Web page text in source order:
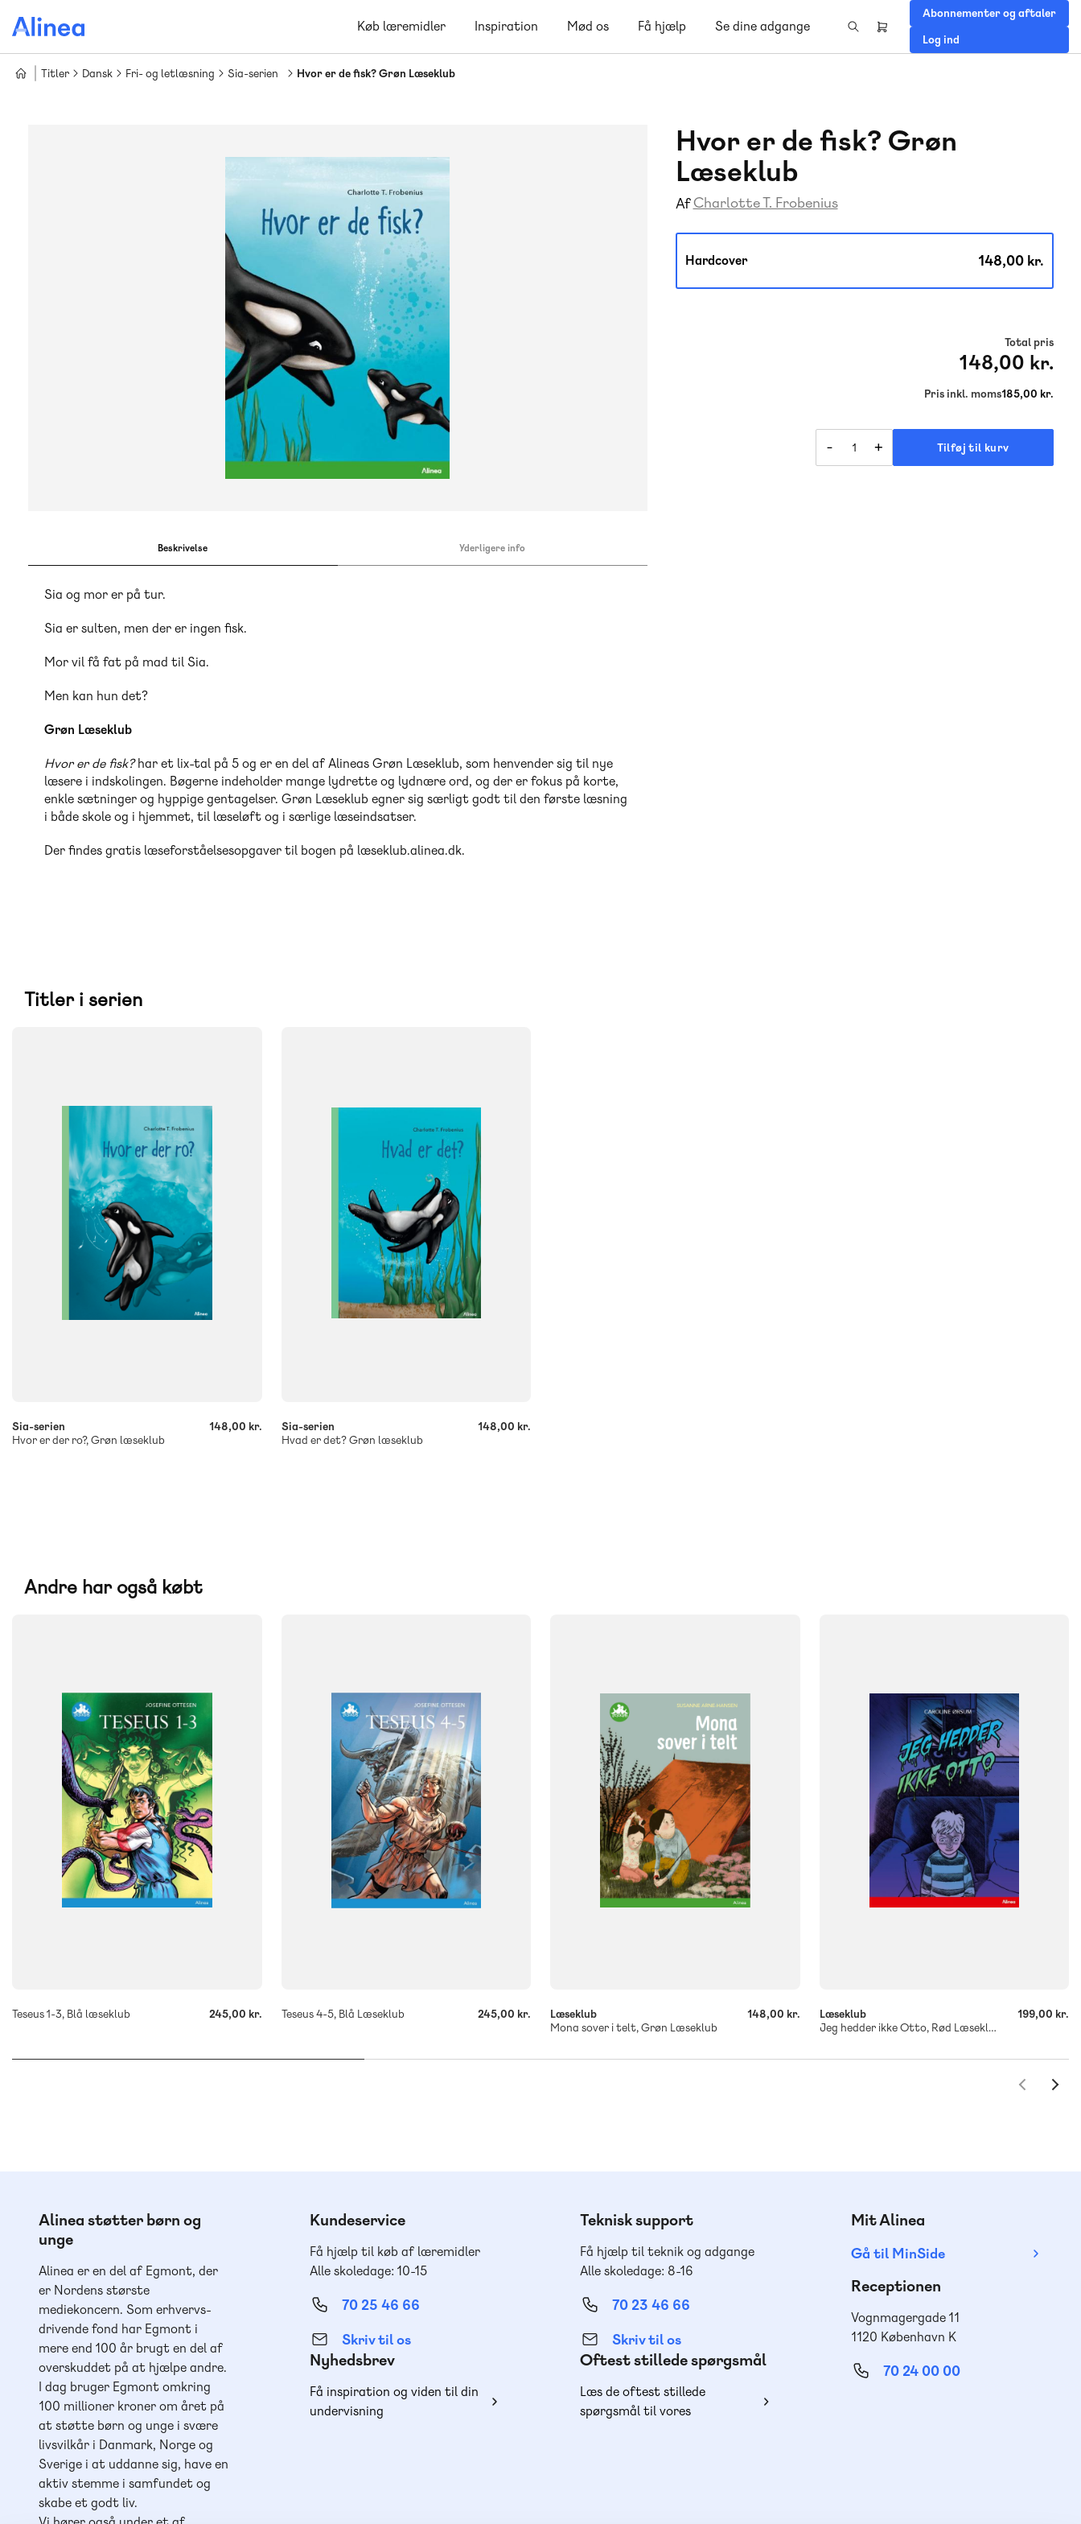
hovedindhold
Køb læremidler Inspiration Mød os Få hjælp Se dine adgange
Header
Abonnementer og aftaler
Log ind
Titler Dansk Fri- og letlæsning Sia-serien Hvor er de fisk? Grøn Læseklub
Hvor er de fisk? Grøn
Læseklub
AfCharlotte T. Frobenius
Hardcover 148,00 kr.
Total pris
148,00 kr.
Pris inkl. moms185,00 kr.
- + Tilføj til kurv
Beskrivelse Yderligere info
Sia og mor er på tur.
Sia er sulten, men der er ingen fisk.
Mor vil få fat på mad til Sia.
Men kan hun det?
Grøn Læseklub
Hvor er de fisk?har et lix-tal på 5 og er en del af Alineas Grøn Læseklub, som henvender sig til nye
læsere i indskolingen. Bøgerne indeholder mange lydrette og lydnære ord, og der er fokus på korte,
enkle sætninger og hyppige gentagelser. Grøn Læseklub egner sig særligt godt til den første læsning
i både skole og i hjemmet, til læseløft og i særlige læseindsatser.
Der findes gratis læseforståelsesopgaver til bogen på læseklub.alinea.dk.
Titler i serien
0. klasse 1. klasse 2. klasse 3. klasse
Flergangsbog
9788723568533
Sia-serien
Hvor er der ro?, Grøn læseklub
148,00 kr.
0. klasse 1. klasse 2. klasse 3. klasse
9788723568540
Sia-serien
Hvad er det? Grøn læseklub
148,00 kr.
Andre har også købt
2. klasse 3. klasse 4. klasse 5. klasse
6. klasse
FORMAT
Flergangsbog
9788723537652
Teseus 1-3, Blå læseklub 245,00 kr.
2. klasse 3. klasse 4. klasse 5. klasse
6. klasse
FORMAT
Flergangsbog
9788723539687
Teseus 4-5, Blå Læseklub 245,00 kr.
0. klasse 1. klasse 2. klasse 3. klasse
FORMAT
Flergangsbog
9788723546609
Læseklub
Mona sover i telt, Grøn Læseklub
148,00 kr.
4. klasse 5. klasse 6. klasse
Flergangsbog
9788723554994
Læseklub
Jeg hedder ikke Otto, Rød Læseklub
199,00 kr.
Alinea støtter børn og
unge
Alinea er en del af Egmont, der
er Nordens største
mediekoncern. Som erhvervs-
drivende fond har Egmont i
mere end 100 år brugt en del af
overskuddet på at hjælpe andre.
I dag bruger Egmont omkring
100 millioner kroner om året på
at støtte børn og unge i svære
livsvilkår i Danmark, Norge og
Sverige i at uddanne sig, have en
aktiv stemme i samfundet og
skabe et godt liv.
Kundeservice
Få hjælp til køb af læremidler
Alle skoledage: 10-15
70 25 46 66
Skriv til os
Nyhedsbrev
Få inspiration og viden til din
undervisning
Teknisk support
Få hjælp til teknik og adgange
Alle skoledage: 8-16
70 23 46 66
Skriv til os
Oftest stillede spørgsmål
Læs de oftest stillede
spørgsmål til vores
Mit Alinea
Gå til MinSide
Receptionen
Vognmagergade 11
1120 København K
70 24 00 00